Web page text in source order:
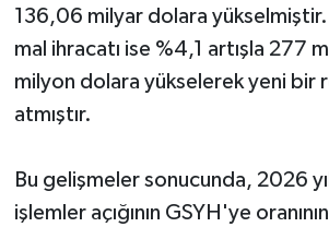
136,06 milyar dolara yükselmiştir.
mal ihracatı ise %4,1 artışla 277
milyon dolara yükselerek yeni bir
atmıştır.
Bu gelişmeler sonucunda, 2026
işlemler açığının GSYH'ye